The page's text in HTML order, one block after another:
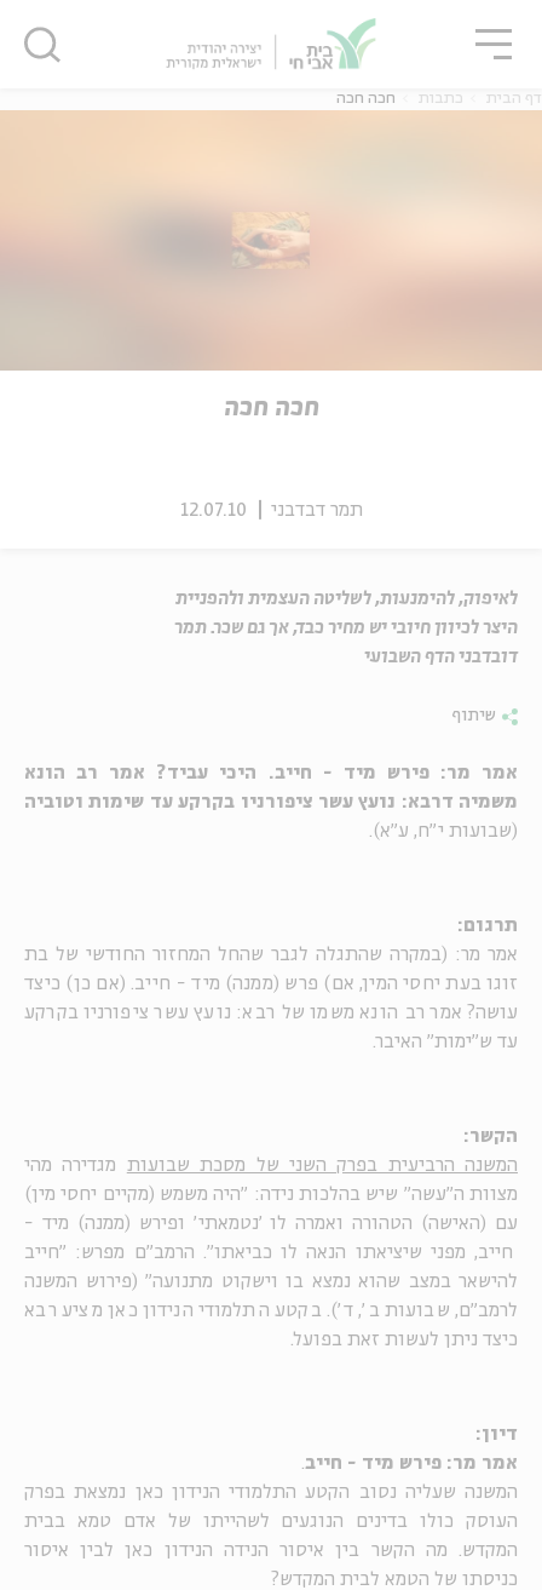
דף הבית כתבות חכה חכה
חכה חכה
תמר דבדבני 12.07.10
לאיפוק, להימנעות, לשליטה העצמית ולהפניית
היצר לכיוון חיובי יש מחיר כבד, אך גם שכר. תמר
דובדבני הדף השבועי
שיתוף
אמר מר: פירש מיד - חייב. היכי עביד? אמר רב הונא
משמיה דרבא: נועץ עשר ציפורניו בקרקע עד שימות וטוביה
(שבועות י"ח, ע"א).
תרגום:
אמר מר: (במקרה שהתגלה לגבר שהחל המחזור החודשי של בת
זוגו בעת יחסי המין, אם) פרש (ממנה) מיד - חייב. (אם כן) כיצד
עושה? אמר רב הונא משמו של רבא: נועץ עשר ציפורניו בקרקע
עד ש"ימות" האיבר.
הקשר:
המשנה הרביעית בפרק השני של מסכת שבועות מגדירה מהי
מצוות ה"עשה" שיש בהלכות נידה: "היה משמש (מקיים יחסי מין)
עם (האישה) הטהורה ואמרה לו 'נטמאתי' ופירש (ממנה) מיד -
חייב, מפני שיציאתו הנאה לו כביאתו". הרמב"ם מפרש: "חייב
להישאר במצב שהוא נמצא בו וישקוט מתנועה" (פירוש המשנה
לרמב"ם, שבועות ב', ד'). בקטע התלמודי הנידון כאן מציע רבא
כיצד ניתן לעשות זאת בפועל.
דיון:
אמר מר: פירש מיד - חייב
המשנה שעליה נסוב הקטע התלמודי הנידון כאן נמצאת בפרק
העוסק כולו בדינים הנוגעים לשהייתו של אדם טמא בבית
המקדש. מה הקשר בין איסור הנידה הנידון כאן לבין איסור
כניסתו של הטמא לבית המקדש?
סגור